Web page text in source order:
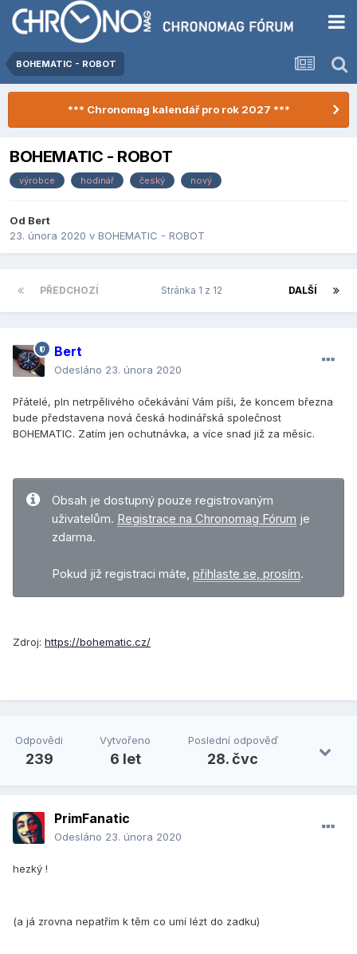
BOHEMATIC - ROBOT
*** Chronomag kalendář pro rok 2027 ***
BOHEMATIC - ROBOT
výrobce hodinář český nový
Od Bert
23. února 2020 v BOHEMATIC - ROBOT
PŘEDCHOZÍ DALŠÍ
Stránka 1 z 12
Bert
Odesláno 23. února 2020
Přátelé, pln netrpělivého očekávání Vám píši, že koncem března
bude představena nová česká hodinářská společnost
BOHEMATIC. Zatím jen ochutnávka, a více snad již za měsíc.
Obsah je dostupný pouze registrovaným
uživatelům. Registrace na Chronomag Fórum je
zdarma.
Pokud již registraci máte, přihlaste se, prosím.
Zdroj: https://bohematic.cz/
Odpovědi
239
Vytvořeno
6 let
Poslední odpověď
28. čvc
PrimFanatic
Odesláno 23. února 2020
hezký !
(a já zrovna nepatřím k těm co umí lézt do zadku)